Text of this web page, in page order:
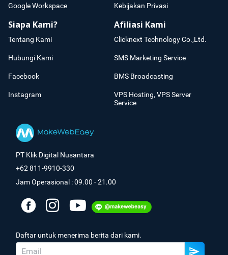
Google Workspace Kebijakan Privasi
Siapa Kami?
Tentang Kami
Hubungi Kami
Facebook
Instagram
Afiliasi Kami
Clicknext Technology Co.,Ltd.
SMS Marketing Service
BMS Broadcasting
VPS Hosting, VPS Server
Service
PT Klik Digital Nusantara
+62 811-9910-330
Jam Operasional : 09.00 - 21.00
Daftar untuk menerima berita dari kami.